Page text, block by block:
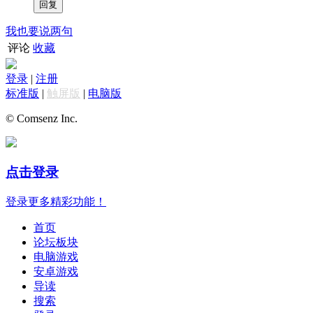
我也要说两句
评论 收藏
登录 | 注册
标准版 | 触屏版 | 电脑版
© Comsenz Inc.
点击登录
登录更多精彩功能！
首页
论坛板块
电脑游戏
安卓游戏
导读
搜索